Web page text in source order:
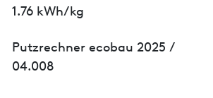
1.76 kWh/kg
Putzrechner ecobau 2025 /
04.008